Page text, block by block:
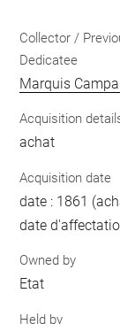
Collector /
Dedicatee
Marquis
Acquisition
achat
Acquisition date
date : 1861
date
Owned by
Etat
Held by